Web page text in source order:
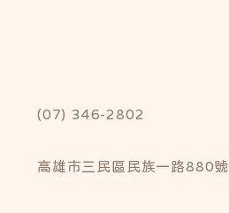
(07) 346-2802
高雄市三民區民族一路880號